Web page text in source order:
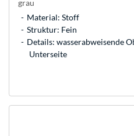
grau
Material: Stoff
Struktur: Fein
Details: wasserabweisende
Unterseite